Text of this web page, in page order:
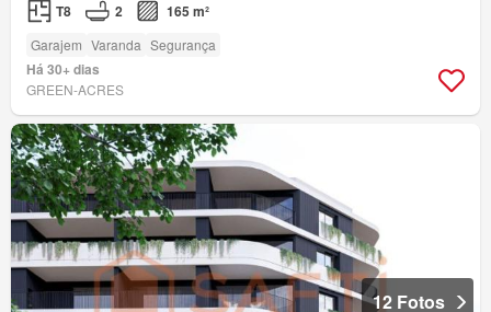
T8 2 165 m²
Garajem Varanda Segurança
Há 30+ dias
GREEN-ACRES
12 Fotos